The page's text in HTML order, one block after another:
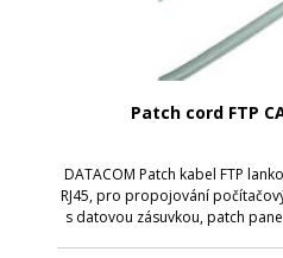
Patch cord FTP
DATACOM Patch kabel FTP
RJ45, pro propojování
s datovou zásuvkou, patch